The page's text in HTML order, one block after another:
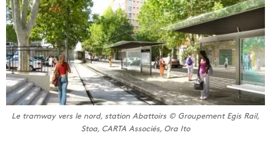
Le tramway vers le nord, station Abattoirs © Groupement Egis Rail,
Stoa, CARTA Associés, Ora Ito